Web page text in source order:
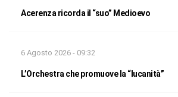
Acerenza ricorda il “suo” Medioevo
6 Agosto 2026 - 09:32
L’Orchestra che promuove la “lucanità”